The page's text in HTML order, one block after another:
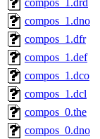
compos_1.drd
compos_1.dno
compos_1.dfr
compos_1.def
compos_1.dco
compos_1.dcl
compos_0.the
compos_0.dno